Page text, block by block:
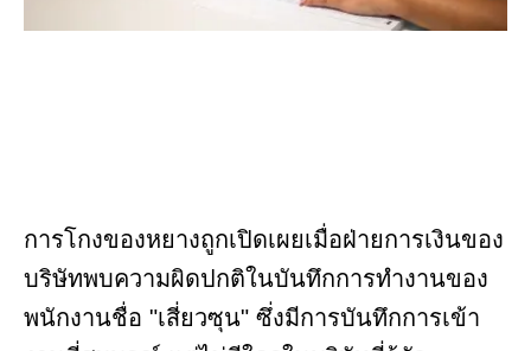
การโกงของหยางถูกเปิดเผยเมื่อฝ่ายการเงินของ
บริษัทพบความผิดปกติในบันทึกการทำงานของ
พนักงานชื่อ "เสี่ยวซุน" ซึ่งมีการบันทึกการเข้า